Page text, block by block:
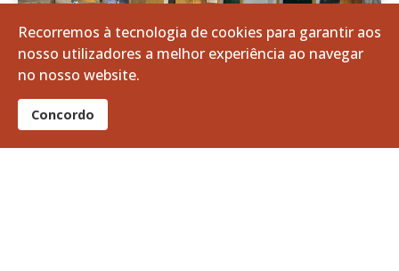
Recorremos à tecnologia de cookies para garantir aos
nosso utilizadores a melhor experiência ao navegar
no nosso website.
Concordo